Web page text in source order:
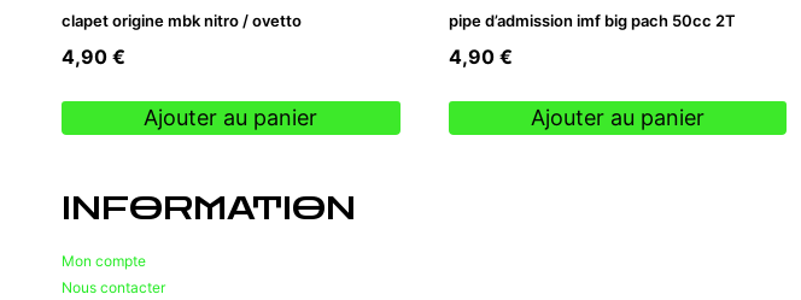
clapet origine mbk nitro / ovetto
4,90 €
Ajouter au panier
pipe d’admission imf big pach 50cc 2T
4,90 €
Ajouter au panier
INFORMATION
Mon compte
Nous contacter